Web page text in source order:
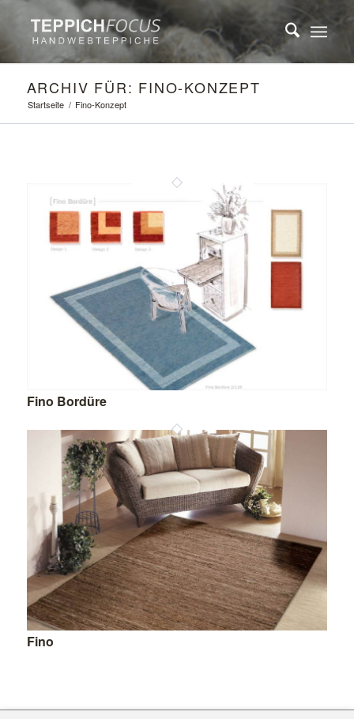
ARCHIV FÜR: FINO-KONZEPT
Startseite / Fino-Konzept
Fino Bordüre
Fino